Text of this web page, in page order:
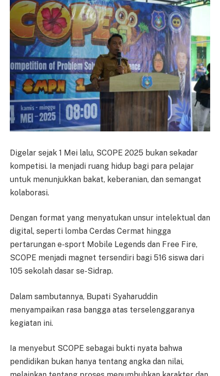
Digelar sejak 1 Mei lalu, SCOPE 2025 bukan sekadar
kompetisi. Ia menjadi ruang hidup bagi para pelajar
untuk menunjukkan bakat, keberanian, dan semangat
kolaborasi.
Dengan format yang menyatukan unsur intelektual dan
digital, seperti lomba Cerdas Cermat hingga
pertarungan e-sport Mobile Legends dan Free Fire,
SCOPE menjadi magnet tersendiri bagi 516 siswa dari
105 sekolah dasar se-Sidrap.
Dalam sambutannya, Bupati Syaharuddin
menyampaikan rasa bangga atas terselenggaranya
kegiatan ini.
Ia menyebut SCOPE sebagai bukti nyata bahwa
pendidikan bukan hanya tentang angka dan nilai,